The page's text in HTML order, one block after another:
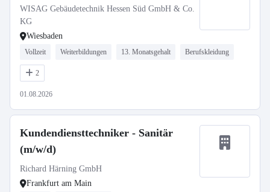
WISAG Gebäudetechnik Hessen Süd GmbH & Co.
KG
Wiesbaden
Vollzeit Weiterbildungen 13. Monatsgehalt Berufskleidung
2
01.08.2026
Kundendiensttechniker - Sanitär
(m/w/d)
Richard Härning GmbH
Frankfurt am Main